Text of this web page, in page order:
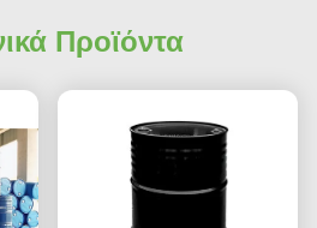
Προϊόντα